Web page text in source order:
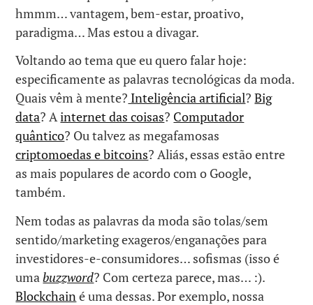
hmmm… vantagem, bem-estar, proativo,
paradigma… Mas estou a divagar.
Voltando ao tema que eu quero falar hoje:
especificamente as palavras tecnológicas da moda.
Quais vêm à mente? Inteligência artificial?Big
data? Ainternet das coisas? Computador
quântico? Ou talvez as megafamosas
criptomoedas e bitcoins? Aliás, essas estão entre
as mais populares de acordo com o Google,
também.
Nem todas as palavras da moda são tolas/sem
sentido/marketing exageros/enganações para
investidores-e-consumidores… sofismas (isso é
umabuzzword? Com certeza parece, mas… :).
Blockchainé uma dessas. Por exemplo, nossa